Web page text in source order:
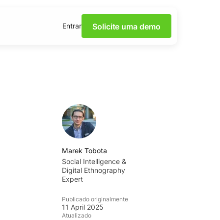
prático disponível
Entrar Solicite uma demo
Marek Tobota
Social Intelligence &
Digital Ethnography
Expert
Publicado originalmente
11 April 2025
Atualizado